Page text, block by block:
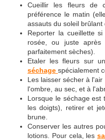
Cueillir les fleurs de
préférence le matin
assauts du soleil brûlant
Reporter la cueillette
rosée, ou juste
parfaitement sèches).
Etaler les fleurs sur
séchage spécialement
Les laisser sécher à
l'ombre, au sec, et à
Lorsque le séchage est
les doigts), retirer et
brune.
Conserver les autres
lotions. Pour cela, les